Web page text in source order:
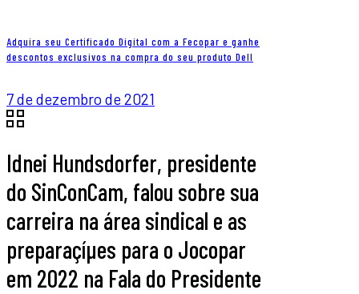
Adquira seu Certificado Digital com a Fecopar e ganhe
descontos exclusivos na compra do seu produto Dell
7 de dezembro de 2021
Idnei Hundsdorfer, presidente
do SinConCam, falou sobre sua
carreira na área sindical e as
preparaçíµes para o Jocopar
em 2022 na Fala do Presidente